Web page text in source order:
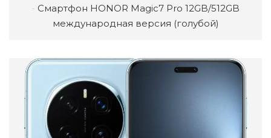
Смартфон HONOR Magic7 Pro 12GB/512GB
международная версия (голубой)